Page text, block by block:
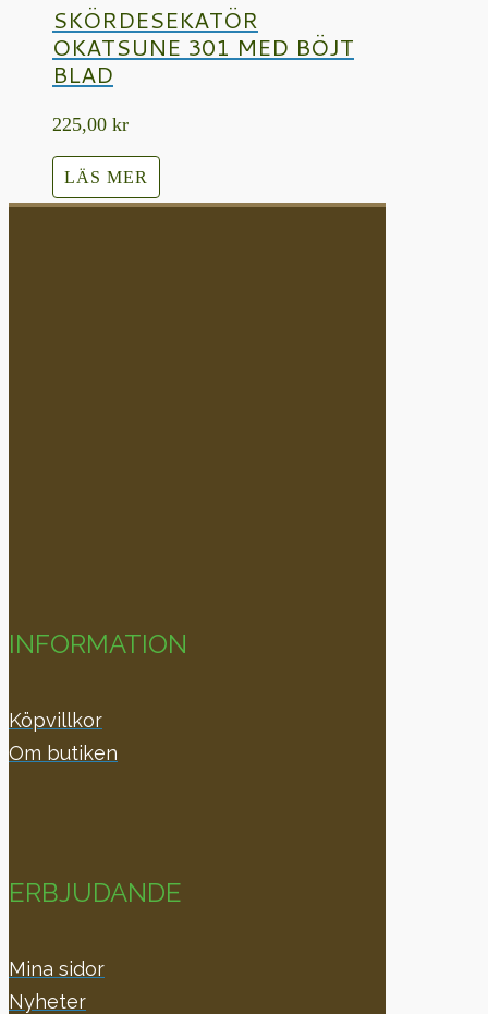
SKÖRDESEKATÖR
OKATSUNE 301 MED BÖJT
BLAD
225,00 kr
LÄS MER
INFORMATION
Köpvillkor
Om butiken
ERBJUDANDE
Mina sidor
Nyheter